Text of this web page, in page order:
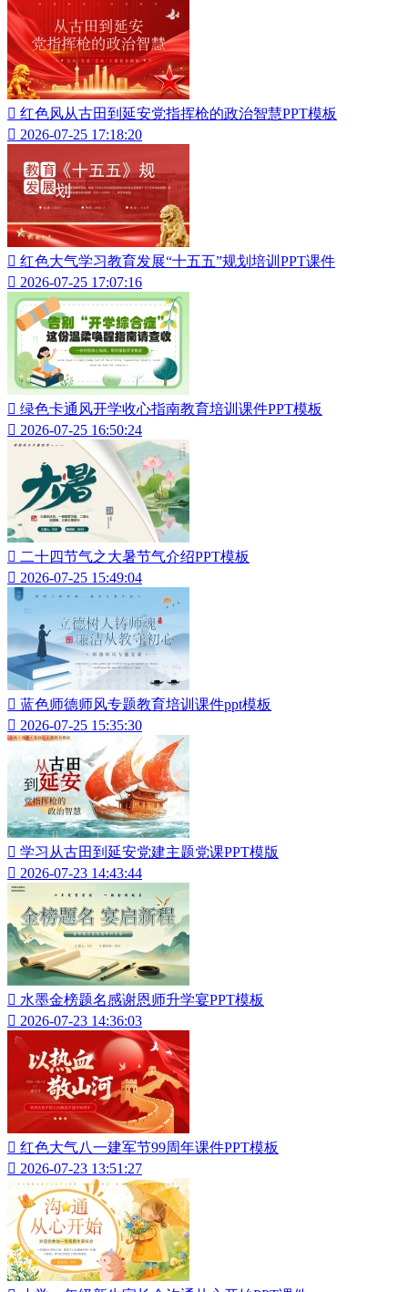
 红色风从古田到延安党指挥枪的政治智慧PPT模板
 2026-07-25 17:18:20
 红色大气学习教育发展“十五五”规划培训PPT课件
 2026-07-25 17:07:16
 绿色卡通风开学收心指南教育培训课件PPT模板
 2026-07-25 16:50:24
 二十四节气之大暑节气介绍PPT模板
 2026-07-25 15:49:04
 蓝色师德师风专题教育培训课件ppt模板
 2026-07-25 15:35:30
 学习从古田到延安党建主题党课PPT模版
 2026-07-23 14:43:44
 水墨金榜题名感谢恩师升学宴PPT模板
 2026-07-23 14:36:03
 红色大气八一建军节99周年课件PPT模板
 2026-07-23 13:51:27